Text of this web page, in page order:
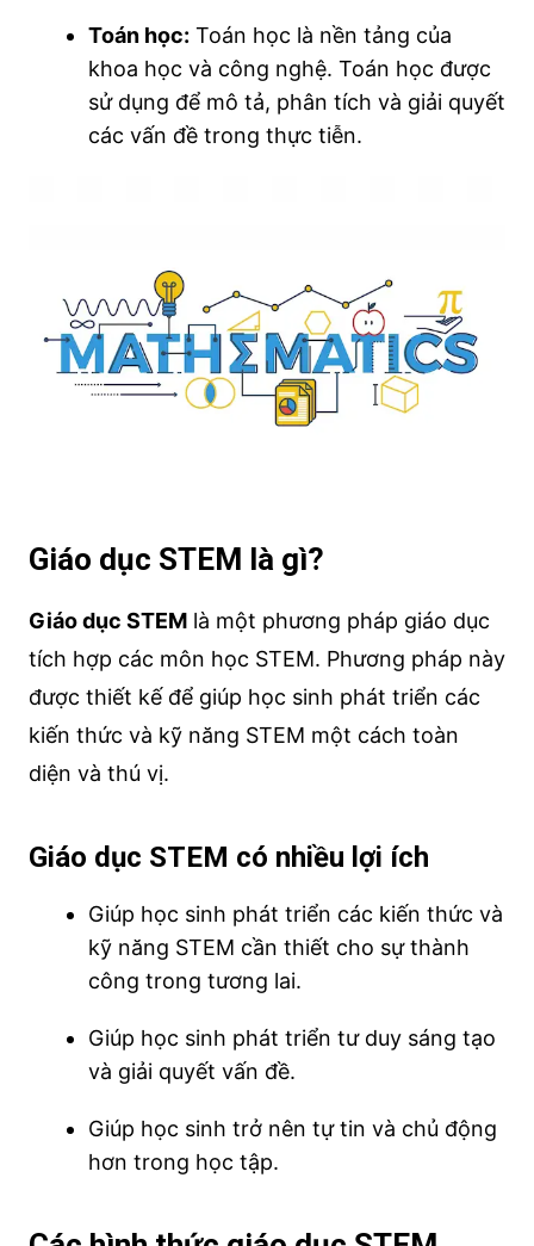
Toán học: Toán học là nền tảng của
khoa học và công nghệ. Toán học được
sử dụng để mô tả, phân tích và giải quyết
các vấn đề trong thực tiễn.
Giáo dục STEM là gì?
Giáo dục STEMlà một phương pháp giáo dục
tích hợp các môn học STEM. Phương pháp này
được thiết kế để giúp học sinh phát triển các
kiến thức và kỹ năng STEM một cách toàn
diện và thú vị.
Giáo dục STEM có nhiều lợi ích
Giúp học sinh phát triển các kiến thức và
kỹ năng STEM cần thiết cho sự thành
công trong tương lai.
Giúp học sinh phát triển tư duy sáng tạo
và giải quyết vấn đề.
Giúp học sinh trở nên tự tin và chủ động
hơn trong học tập.